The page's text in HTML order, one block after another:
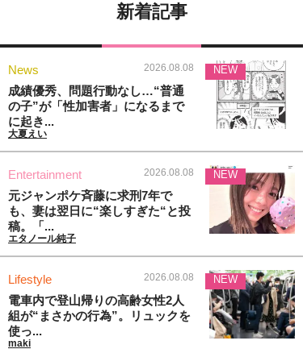
新着記事
News 2026.08.08
成績優秀、問題行動なし…“普通
の子”が「性加害者」になるまで
に起き...
大夏えい
NEW
Entertainment 2026.08.08
元ジャンポケ斉藤に求刑7年で
も、妻は翌日に“楽しすぎた“と投
稿。「...
エタノール純子
NEW
Lifestyle 2026.08.08
電車内で登山帰りの高齢女性2人
組が“まさかの行為”。リュックを
使っ...
maki
NEW